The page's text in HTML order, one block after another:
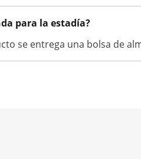
para la estadía?
se entrega una bolsa de